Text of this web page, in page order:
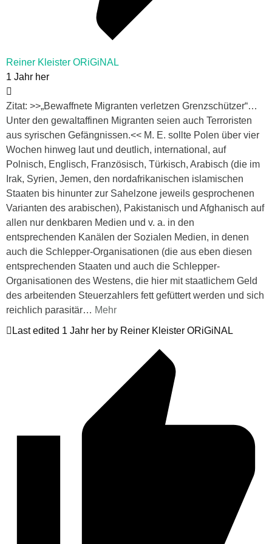
Reiner Kleister ORiGiNAL
1 Jahr her
Zitat: >>„Bewaffnete Migranten verletzen Grenzschützer“…
Unter den gewaltaffinen Migranten seien auch Terroristen
aus syrischen Gefängnissen.<< M. E. sollte Polen über vier
Wochen hinweg laut und deutlich, international, auf
Polnisch, Englisch, Französisch, Türkisch, Arabisch (die im
Irak, Syrien, Jemen, den nordafrikanischen islamischen
Staaten bis hinunter zur Sahelzone jeweils gesprochenen
Varianten des arabischen), Pakistanisch und Afghanisch auf
allen nur denkbaren Medien und v. a. in den
entsprechenden Kanälen der Sozialen Medien, in denen
auch die Schlepper-Organisationen (die aus eben diesen
entsprechenden Staaten und auch die Schlepper-
Organisationen des Westens, die hier mit staatlichem Geld
des arbeitenden Steuerzahlers fett gefüttert werden und sich
reichlich parasitär… Mehr
Last edited 1 Jahr her by Reiner Kleister ORiGiNAL